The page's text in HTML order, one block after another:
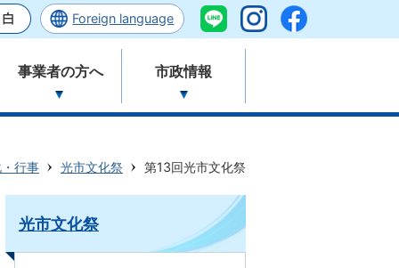
Foreign language
事業者の方へ 市政情報
行事 光市文化祭 第13回光市文化祭
光市文化祭